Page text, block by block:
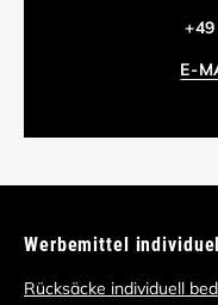
E-
Werbemittel
Rücksäcke individuell